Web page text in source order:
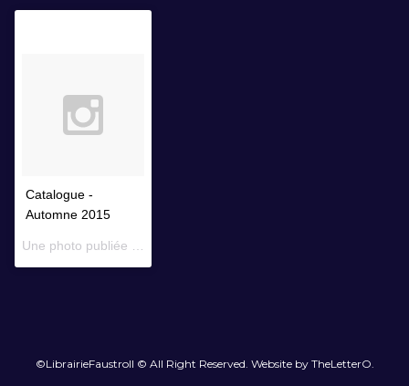
Catalogue -
Automne 2015
©LibrairieFaustroll © All Right Reserved. Website by TheLetterO.